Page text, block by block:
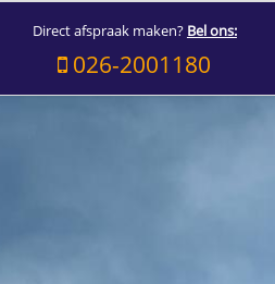
Direct afspraak maken? Bel ons:
026-2001180